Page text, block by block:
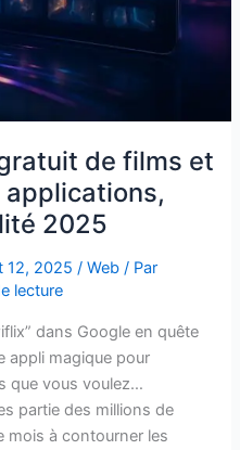
de films et
applications,
2025
12, 2025/Web / Par
lecture
dans Google en quête
appli magique pour
que vous voulez…
partie des millions de
mois à contourner les